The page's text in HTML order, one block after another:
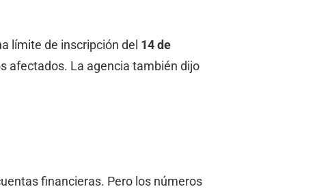
límite de inscripción del 14 de
afectados. La agencia también dijo
financieras. Pero los números